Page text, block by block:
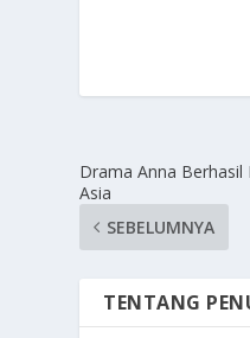
Drama Anna
Asia
SEBELUMNYA
TENTANG